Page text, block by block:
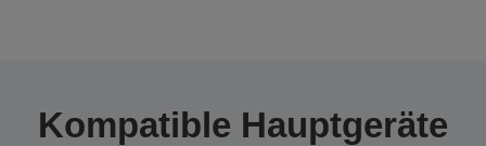
Kompatible Hauptgeräte